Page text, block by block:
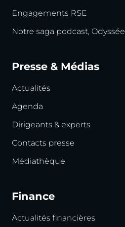
Engagements RSE
Notre saga podcast, Odyssée
Presse & Médias
Actualités
Agenda
Dirigeants & experts
Contacts presse
Médiathèque
Finance
Actualités financières